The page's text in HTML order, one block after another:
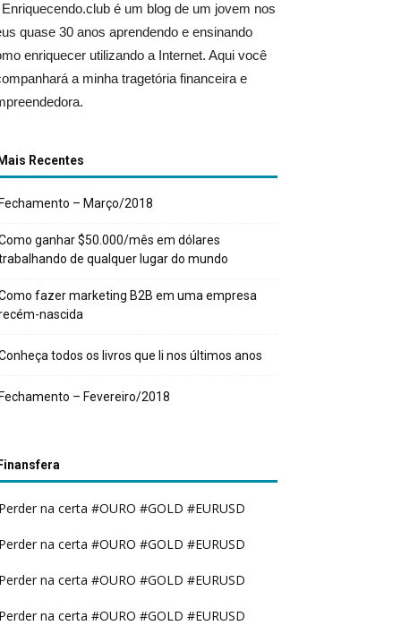
é um blog de um jovem nos
quase 30 anos aprendendo e ensinando
enriquecer utilizando a Internet. Aqui você
a minha tragetória financeira e
Mais Recentes
Fechamento – Março/2018
ganhar $50.000/mês em dólares
de qualquer lugar do mundo
fazer marketing B2B em uma empresa
nascida
todos os livros que li nos últimos anos
Fechamento – Fevereiro/2018
Finansfera
Perder na certa #OURO #GOLD #EURUSD
Perder na certa #OURO #GOLD #EURUSD
Perder na certa #OURO #GOLD #EURUSD
Perder na certa #OURO #GOLD #EURUSD